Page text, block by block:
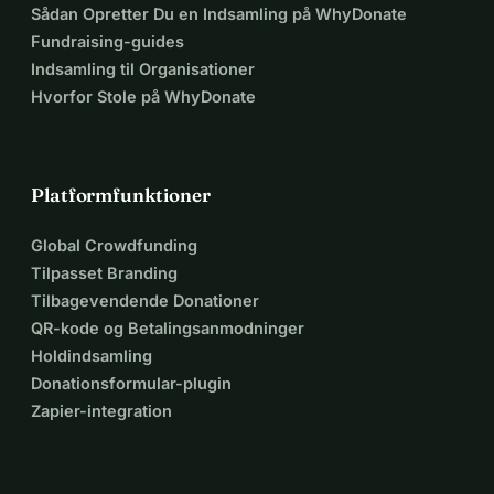
Sådan Opretter Du en Indsamling på WhyDonate
Fundraising-guides
Indsamling til Organisationer
Hvorfor Stole på WhyDonate
Platformfunktioner
Global Crowdfunding
Tilpasset Branding
Tilbagevendende Donationer
QR-kode og Betalingsanmodninger
Holdindsamling
Donationsformular-plugin
Zapier-integration